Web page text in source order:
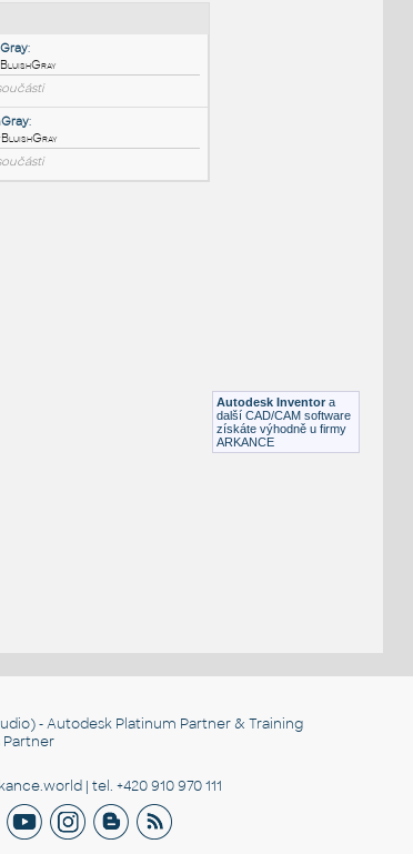
Plastové součásti
Autodesk Inventor a
další CAD/CAM software
získáte výhodně u firmy
ARKANCE
- Autodesk Platinum Partner & Training
Partner
| tel. +420 910 970 111